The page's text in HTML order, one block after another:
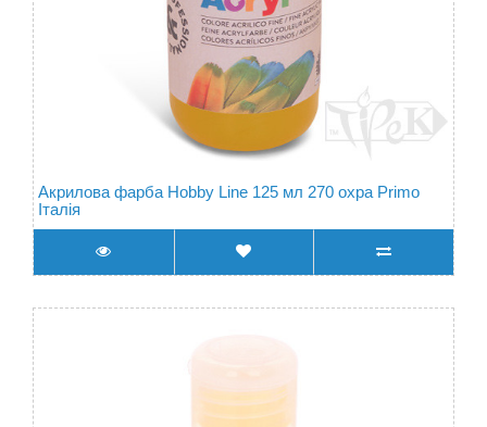
Акрилова фарба Hobby Line 125 мл 270 охра Primo
Італія